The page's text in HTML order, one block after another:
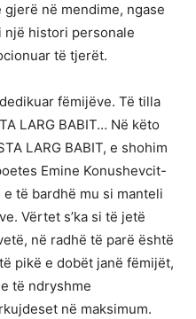
në mendime, ngase
një histori personale
të tjerët.
fëmijëve. Të tilla
LARG BABIT… Në këto
LARG BABIT, e shohim
Emine Konushevcit-
të bardhë mu si manteli
Vërtet s’ka si të jetë
në radhë të parë është
pikë e dobët janë fëmijët,
të ndryshme
në maksimum.